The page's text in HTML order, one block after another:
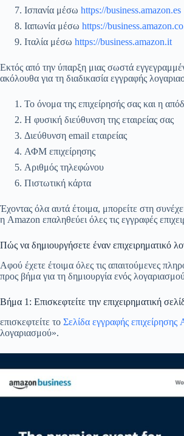
Ισπανία μέσω https://business.amazon.es
Ιαπωνία μέσω https://
Ιταλία μέσω https://business.amazon.it
Εκτός από την ύπαρξη μιας σωστά
ακόλουθα για τη διαδικασία εγγραφής
Το όνομα της επιχείρησής σας και η
Η φυσική διεύθυνση της εταιρείας σας
Διεύθυνση email εταιρείας
ΑΦΜ επιχείρησης
Αριθμός τηλεφώνου
Πιστωτική κάρτα
Έχοντας όλα αυτά έτοιμα, μπορείτε στη
η Amazon επαληθεύει όλες τις εγγραφές
Πώς να δημιουργήσετε έναν επιχειρηματικό
Αφού έχετε έτοιμα όλες τις απαιτούμενες
προς βήμα για τη δημιουργία ενός
Βήμα 1: Επισκεφτείτε την επιχειρηματική
επισκεφτείτε το Σελίδα εγγραφής επιχείρησης
λογαριασμού».